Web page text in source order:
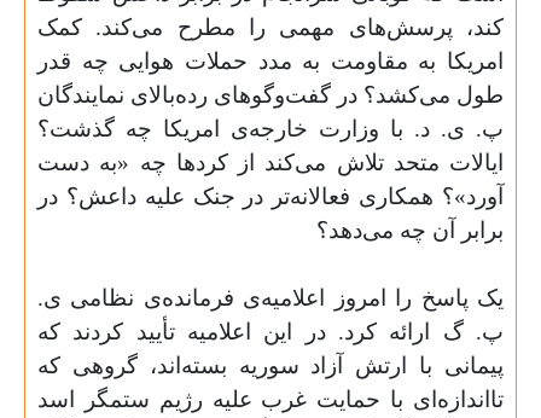
کند، پرسش‌های مهمی را مطرح می‌کند. کمک
امریکا به مقاومت به مدد حملات هوایی چه قدر
طول می‌کشد؟ در گفت‌وگوهای رده‌بالای نمایندگان
پ. ی. د. با وزارت خارجه‌ی امریکا چه گذشت؟
ایالات متحد تلاش می‌کند از کردها چه «به دست
آورد»؟ همکاری فعالانه‌تر در جنک علیه داعش؟ در
برابر آن چه می‌دهد؟
یک پاسخ را امروز اعلامیه‌ی فرمانده‌ی نظامی ی.
پ. گ ارائه کرد. در این اعلامیه تأیید کردند که
پیمانی با ارتش آزاد سوریه بسته‌اند، گروهی که
تااندازه‌ای با حمایت غرب علیه رژیم ستمگر اسد